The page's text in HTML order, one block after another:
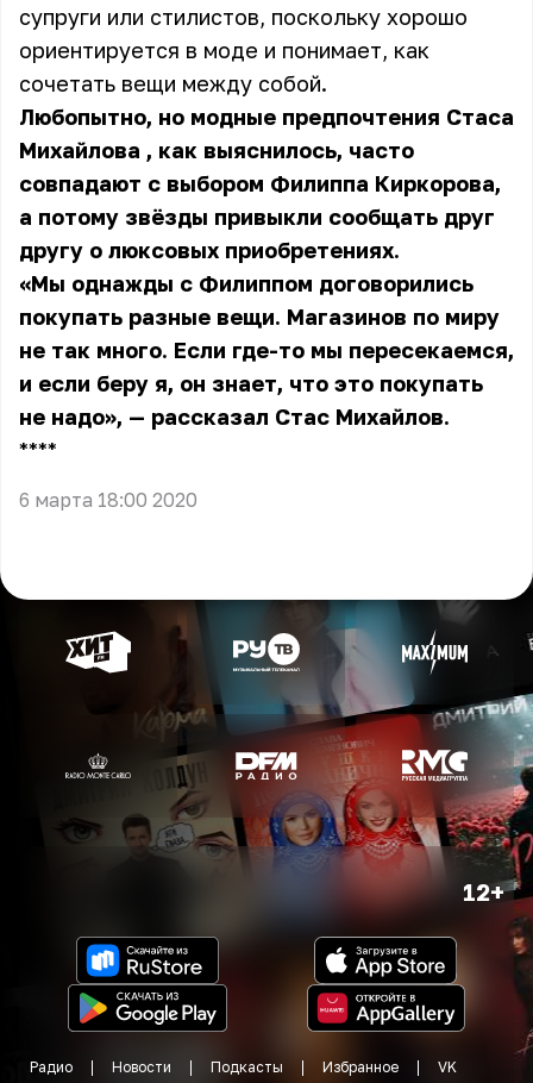
супруги или стилистов, поскольку хорошо
ориентируется в моде и понимает, как
сочетать вещи между собой.
Любопытно, но модные предпочтения Стаса
Михайлова , как выяснилось, часто
совпадают с выбором Филиппа Киркорова,
а потому звёзды привыкли сообщать друг
другу о люксовых приобретениях.
«Мы однажды с Филиппом договорились
покупать разные вещи. Магазинов по миру
не так много. Если где-то мы пересекаемся,
и если беру я, он знает, что это покупать
не надо», — рассказал Стас Михайлов.
** **
6 марта 18:00 2020
12+
Радио Новости Подкасты Избранное VK